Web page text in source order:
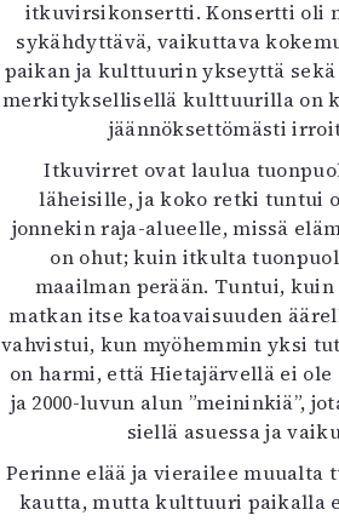
itkuvirsikonsertti. Konsertti oli
sykähdyttävä, vaikuttava
paikan ja kulttuurin ykseyttä
merkityksellisellä kulttuurilla on
jäännöksettömästi
Itkuvirret ovat laulua
läheisille, ja koko retki tuntui
jonnekin raja-alueelle, missä
on ohut; kuin itkulta
maailman perään. Tuntui,
matkan itse katoavaisuuden
vahvistui, kun myöhemmin yksi
on harmi, että Hietajärvellä ei ole
ja 2000-luvun alun ”meininkiä”,
siellä asuessa ja
Perinne elää ja vierailee
kautta, mutta kulttuuri paikalla